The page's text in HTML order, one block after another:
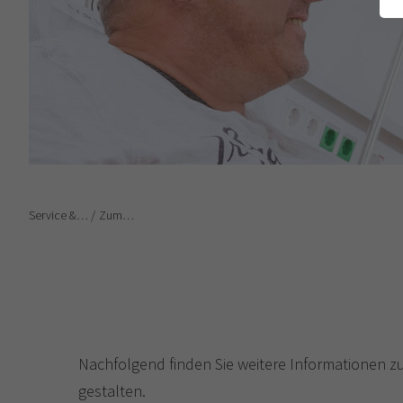
Service &… Zum…
Nachfolgend finden Sie weitere Informationen
gestalten.